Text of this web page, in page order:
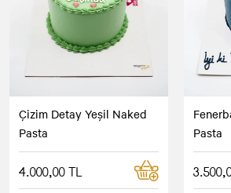
Çizim Detay Yeşil Naked
Pasta
4.000,00 TL
Pasta